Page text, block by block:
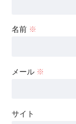
名前 ※
メール ※
サイト